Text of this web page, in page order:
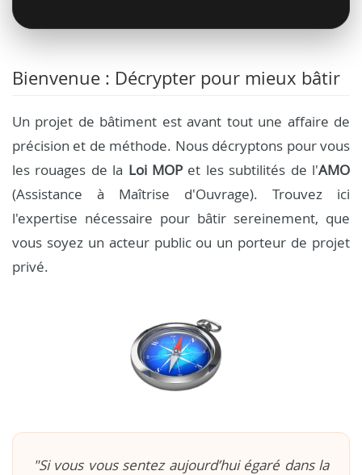
Bienvenue : Décrypter pour mieux bâtir
Un projet de bâtiment est avant tout une affaire de
précision et de méthode. Nous décryptons pour vous
les rouages de la Loi MOP et les subtilités de l'AMO
(Assistance à Maîtrise d'Ouvrage). Trouvez ici
l'expertise nécessaire pour bâtir sereinement, que
vous soyez un acteur public ou un porteur de projet
privé.
"Si vous vous sentez aujourd’hui égaré dans la